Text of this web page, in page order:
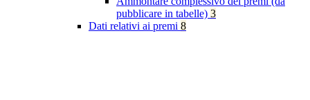
pubblicare in tabelle) 3
Dati relativi ai premi 8